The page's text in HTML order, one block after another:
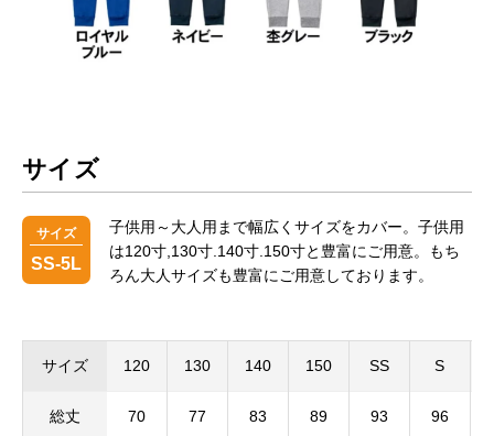
サイズ
サイズ
SS-5L
子供用～大人用まで幅広くサイズをカバー。子供用
は120寸,130寸.140寸.150寸と豊富にご用意。もち
ろん大人サイズも豊富にご用意しております。
サイズ 120 130 140 150 SS S
総丈 70 77 83 89 93 96